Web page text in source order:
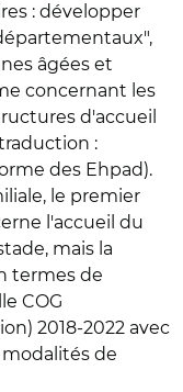
: développer
âgées et
concernant les
d'accueil
:
des Ehpad).
le premier
l'accueil du
mais la
termes de
COG
2018-2022 avec
modalités de